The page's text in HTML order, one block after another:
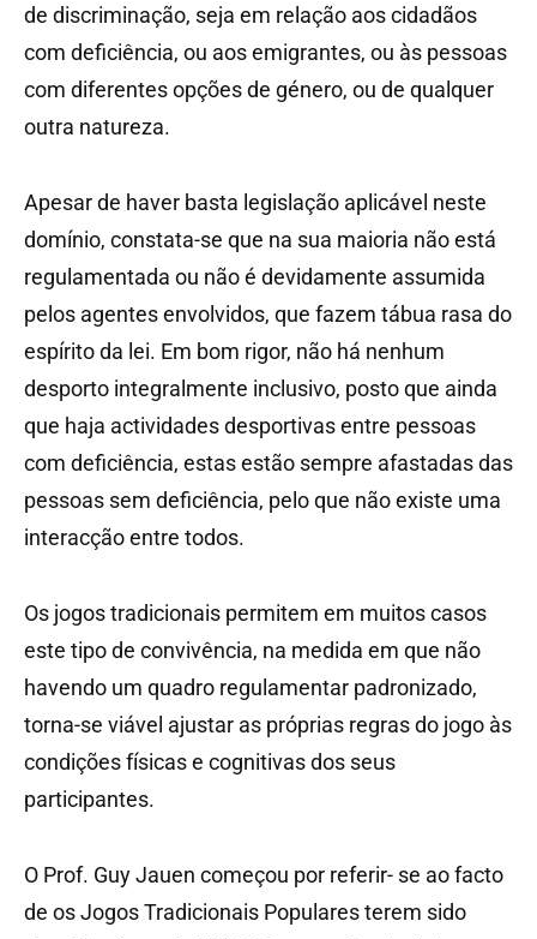
de discriminação, seja em relação aos cidadãos
com deficiência, ou aos emigrantes, ou às pessoas
com diferentes opções de género, ou de qualquer
outra natureza.
Apesar de haver basta legislação aplicável neste
domínio, constata-se que na sua maioria não está
regulamentada ou não é devidamente assumida
pelos agentes envolvidos, que fazem tábua rasa do
espírito da lei. Em bom rigor, não há nenhum
desporto integralmente inclusivo, posto que ainda
que haja actividades desportivas entre pessoas
com deficiência, estas estão sempre afastadas das
pessoas sem deficiência, pelo que não existe uma
interacção entre todos.
Os jogos tradicionais permitem em muitos casos
este tipo de convivência, na medida em que não
havendo um quadro regulamentar padronizado,
torna-se viável ajustar as próprias regras do jogo às
condições físicas e cognitivas dos seus
participantes.
O Prof. Guy Jauen começou por referir- se ao facto
de os Jogos Tradicionais Populares terem sido